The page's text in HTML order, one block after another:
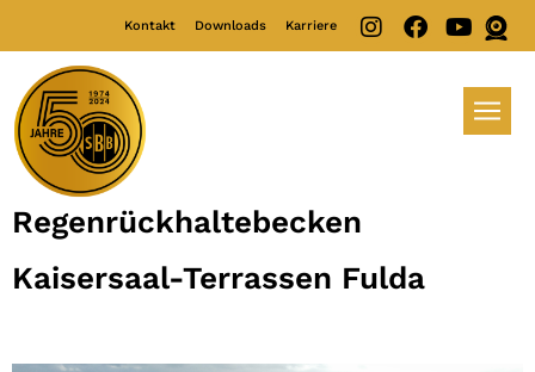
Kontakt Downloads Karriere
Regenrückhaltebecken
Kaisersaal-Terrassen Fulda